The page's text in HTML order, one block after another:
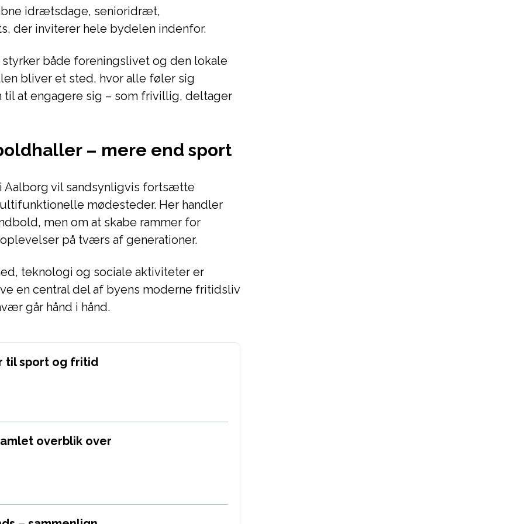
idrætsdage, senioridræt,
der inviterer hele bydelen indenfor.
både foreningslivet og den lokale
bliver et sted, hvor alle føler sig
til at engagere sig – som frivillig, deltager
– mere end sport
Aalborg vil sandsynligvis fortsætte
mødesteder. Her handler
men om at skabe rammer for
på tværs af generationer.
teknologi og sociale aktiviteter er
en central del af byens moderne fritidsliv
går hånd i hånd.
til sport og fritid
overblik over